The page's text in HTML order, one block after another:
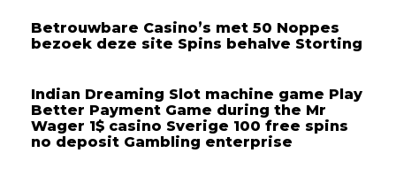
Betrouwbare Casino’s met 50 Noppes
bezoek deze site Spins behalve Storting
Indian Dreaming Slot machine game Play
Better Payment Game during the Mr
Wager 1$ casino Sverige 100 free spins
no deposit Gambling enterprise